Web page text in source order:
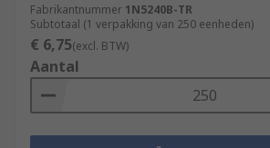
Fabrikantnummer 1N5240B-TR
Subtotaal (1 verpakking van 250 eenheden)
€ 6,75(excl. BTW)
Aantal